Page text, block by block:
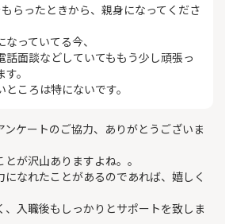
らったときから、親身になってくださ
っていてる今、
話面談などしていてももう少し頑張っ
。
ころは特にないです。
ンケートのご協力、ありがとうございま
が沢山ありますよね。。
になれたことがあるのであれば、嬉しく
、入職後もしっかりとサポートを致しま